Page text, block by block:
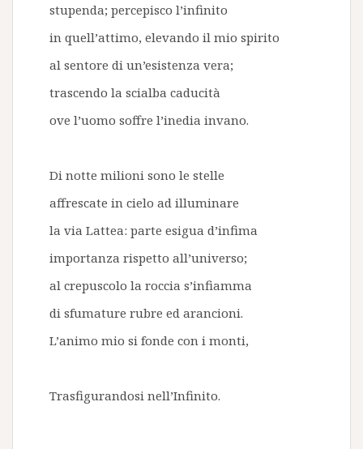
stupenda; percepisco l’infinito
in quell’attimo, elevando il mio spirito
al sentore di un’esistenza vera;
trascendo la scialba caducità
ove l’uomo soffre l’inedia invano.
Di notte milioni sono le stelle
affrescate in cielo ad illuminare
la via Lattea: parte esigua d’infima
importanza rispetto all’universo;
al crepuscolo la roccia s’infiamma
di sfumature rubre ed arancioni.
L’animo mio si fonde con i monti,
Trasfigurandosi nell’Infinito.